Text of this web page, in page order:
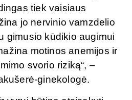
tiek vaisiaus
jo nervinio vamzdelio
gimusio kūdikio augimui
motinos anemijos ir
svorio riziką“, –
ginekologė.